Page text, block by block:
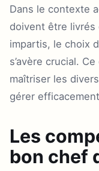
Dans le contexte
doivent être livrés
impartis, le choix
s’avère crucial.
maîtriser les
gérer
Les
bon chef